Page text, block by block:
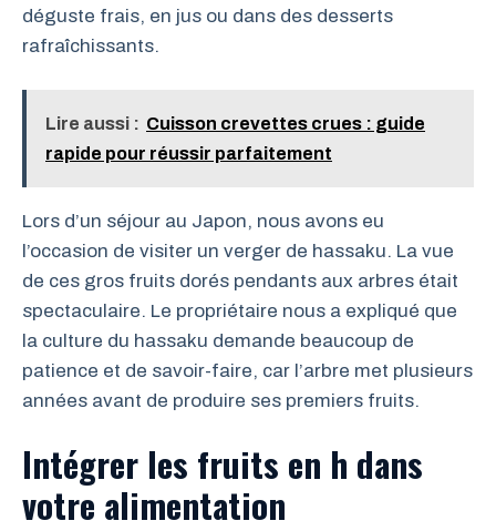
déguste frais, en jus ou dans des desserts
rafraîchissants.
Lire aussi : Cuisson crevettes crues : guide
rapide pour réussir parfaitement
Lors d’un séjour au Japon, nous avons eu
l’occasion de visiter un verger de hassaku. La vue
de ces gros fruits dorés pendants aux arbres était
spectaculaire. Le propriétaire nous a expliqué que
la culture du hassaku demande beaucoup de
patience et de savoir-faire, car l’arbre met plusieurs
années avant de produire ses premiers fruits.
Intégrer les fruits en h dans
votre alimentation